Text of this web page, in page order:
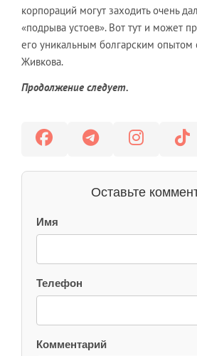
корпораций могут заходить очень
«подрыва устоев». Вот тут и может
его уникальным болгарским опытом
Живкова.
Продолжение следует.
Оставьте
Имя
Телефон
Комментарий